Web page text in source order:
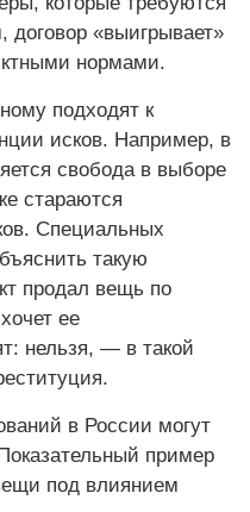
договор «выигрывает»
нормами.
подходят к
исков. Например, в
свобода в выборе
стараются
Специальных
такую
продал вещь по
ее
нельзя, — в такой
в России могут
пример
под влиянием